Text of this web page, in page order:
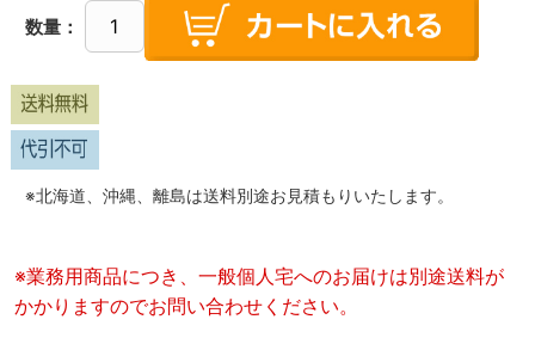
数量：
※北海道、沖縄、離島は送料別途お見積もりいたします。
※業務用商品につき、一般個人宅へのお届けは別途送料が
かかりますのでお問い合わせください。